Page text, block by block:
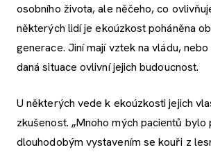
osobního života, ale něčeho, co
některých lidí je ekoúzkost poháněna
generace. Jiní mají vztek na vládu,
daná situace ovlivní jejich budoucnost.
U některých vede k ekoúzkosti jejich
zkušenost. „Mnoho mých pacientů bylo
dlouhodobým vystavením se kouři z